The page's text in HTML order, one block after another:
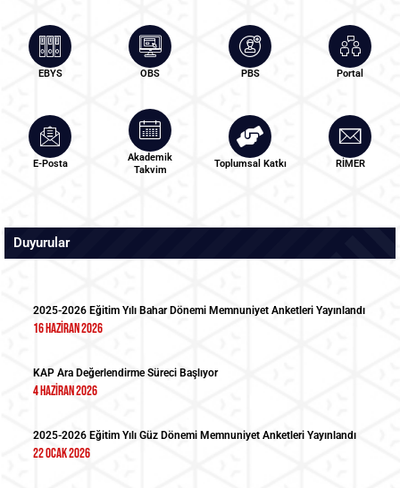
EBYS OBS PBS Portal
E-Posta
Akademik
Takvim
Toplumsal Katkı RİMER
Duyurular
2025-2026 Eğitim Yılı Bahar Dönemi Memnuniyet Anketleri Yayınlandı
16 Haziran 2026
KAP Ara Değerlendirme Süreci Başlıyor
4 Haziran 2026
2025-2026 Eğitim Yılı Güz Dönemi Memnuniyet Anketleri Yayınlandı
22 Ocak 2026